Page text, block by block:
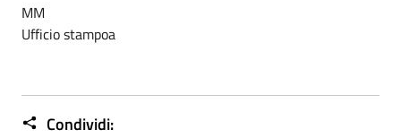
MM
Ufficio stampoa
Condividi: